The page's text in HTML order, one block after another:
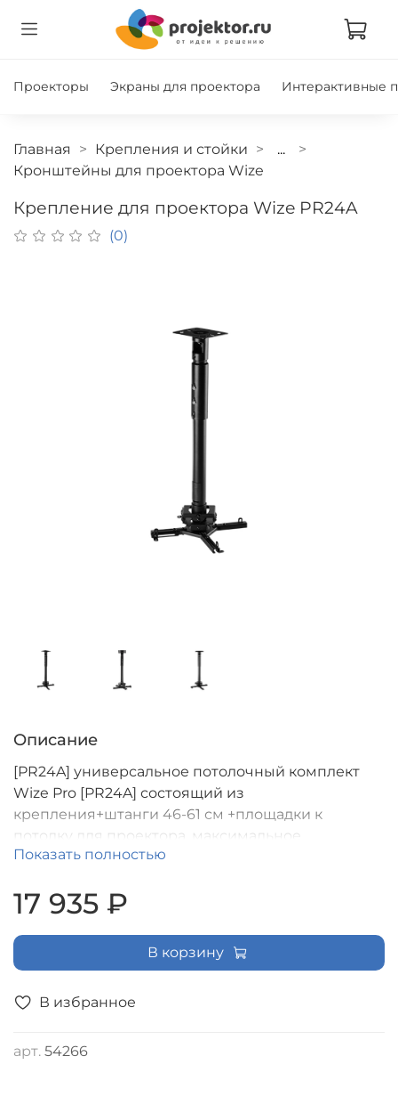
Проекторы Экраны для проектора Интерактивные
Главная Крепления и стойки
...
Кронштейны для проектора Wize
Крепление для проектора Wize PR24A
(0)
В избранное
арт. 54266
Описание
[PR24A] универсальное потолочный комплект
Wize Pro [PR24A] состоящий из
крепления+штанги 46-61 см +площадки к
потолку для проектора, максимальное
расстояние между крепежными отверстиями
360°, до 35 кг, чер
Показать полностью
17 935 ₽
В корзину